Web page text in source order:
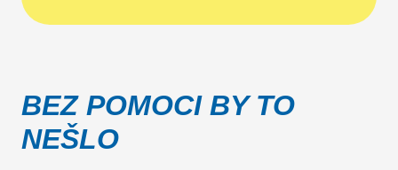
BEZ POMOCI BY TO
NEŠLO